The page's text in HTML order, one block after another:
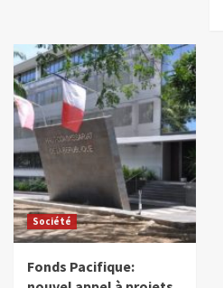
Société
Fonds Pacifique: